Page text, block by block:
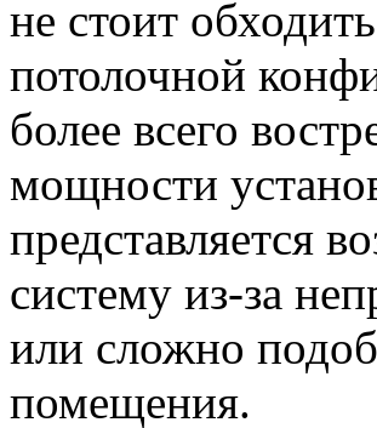
не стоит
потолочной
более всего
мощности
представляется
систему из-за
или сложно
помещения.